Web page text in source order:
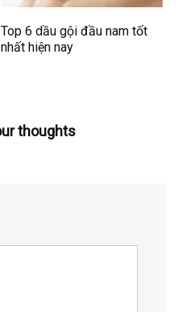
Top 6 dầu gội đầu nam tốt
nhất hiện nay
thoughts